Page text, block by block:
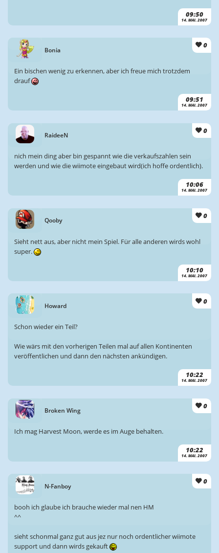
09:50
14. MAI. 2007
Bonia
0
09:51
14. MAI. 2007
Ein bischen wenig zu erkennen, aber ich freue mich trotzdem
drauf
RaideeN
0
10:06
14. MAI. 2007
nich mein ding aber bin gespannt wie die verkaufszahlen sein
werden und wie die wiimote eingebaut wird(ich hoffe ordentlich).
Qooby
0
10:10
14. MAI. 2007
Sieht nett aus, aber nicht mein Spiel. Für alle anderen wirds wohl
super.
Howard
0
10:22
14. MAI. 2007
Schon wieder ein Teil?
Wie wärs mit den vorherigen Teilen mal auf allen Kontinenten
veröffentlichen und dann den nächsten ankündigen.
Broken Wing
0
10:22
14. MAI. 2007
Ich mag Harvest Moon, werde es im Auge behalten.
N-Fanboy
0
booh ich glaube ich brauche wieder mal nen HM
^^
sieht schonmal ganz gut aus jez nur noch ordentlicher wiimote
support und dann wirds gekauft